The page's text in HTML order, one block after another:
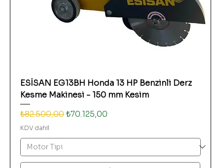
ESİSAN EG13BH Honda 13 HP Benzinli Derz
Kesme Makinesi - 150 mm Kesim
Normal Fiyat
₺82.500,00İndirimli Fiyat
₺70.125,00
KDV dahil